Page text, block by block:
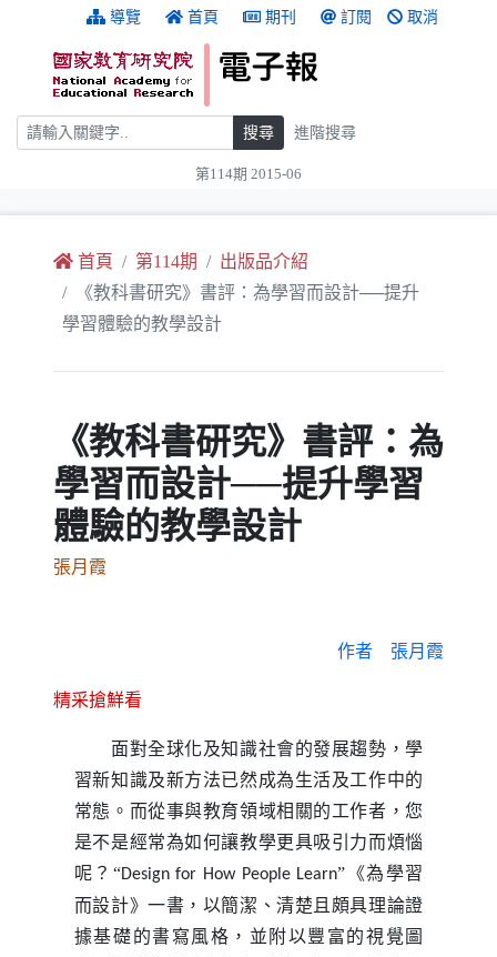
跳到主要內容 導覽 首頁 期刊 訂閱 取消
搜尋 搜尋 進階搜尋
第114期 2015-06
首頁 第114期
出版品介紹
《教科書研究》書評：為學習而設計──提升
學習體驗的教學設計
《教科書研究》書評：為
學習而設計──提升學習
體驗的教學設計
張月霞
作者 張月霞
精采搶鮮看
面對全球化及知識社會的發展趨勢，學
習新知識及新方法已然成為生活及工作中的
常態。而從事與教育領域相關的工作者，您
是不是經常為如何讓教學更具吸引力而煩惱
呢？“Design for How People Learn”《為學習
而設計》一書，以簡潔、清楚且頗具理論證
據基礎的書寫風格，並附以豐富的視覺圖